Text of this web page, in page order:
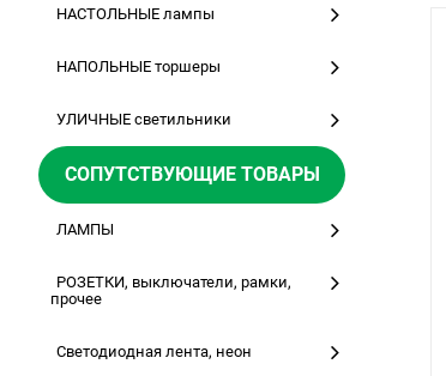
НАСТОЛЬНЫЕ лампы
НАПОЛЬНЫЕ торшеры
УЛИЧНЫЕ светильники
СОПУТСТВУЮЩИЕ ТОВАРЫ
ЛАМПЫ
РОЗЕТКИ, выключатели, рамки,
прочее
Светодиодная лента, неон